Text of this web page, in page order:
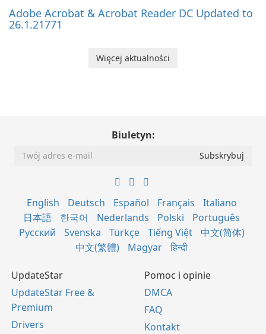
Adobe Acrobat & Acrobat Reader DC Updated to
26.1.21771
Więcej aktualności
Biuletyn:
English Deutsch Español Français
Italiano
日本語
한국어 Nederlands Polski
Português
Русский
Svenska Türkçe Tiếng Việt
中文(简体)
中文(繁體)
Magyar हिन्दी
UpdateStar
UpdateStar Free &
Premium
Drivers
Pomoc i opinie
DMCA
FAQ
Kontakt